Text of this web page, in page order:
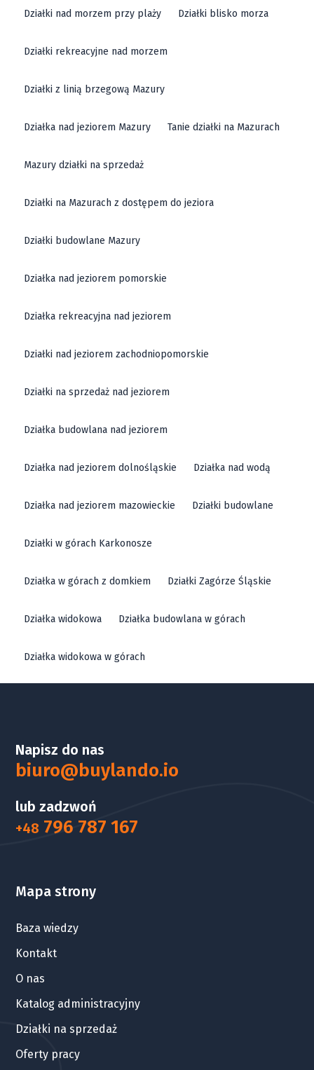
Działki nad morzem przy plaży Działki blisko morza
Działki rekreacyjne nad morzem
Działki z linią brzegową Mazury
Działka nad jeziorem Mazury Tanie działki na Mazurach
Mazury działki na sprzedaż
Działki na Mazurach z dostępem do jeziora
Działki budowlane Mazury
Działka nad jeziorem pomorskie
Działka rekreacyjna nad jeziorem
Działki nad jeziorem zachodniopomorskie
Działki na sprzedaż nad jeziorem
Działka budowlana nad jeziorem
Działka nad jeziorem dolnośląskie Działka nad wodą
Działka nad jeziorem mazowieckie Działki budowlane
Działki w górach Karkonosze
Działka w górach z domkiem Działki Zagórze Śląskie
Działka widokowa Działka budowlana w górach
Działka widokowa w górach
Napisz do nas
biuro@buylando.io
lub zadzwoń
+48 796 787 167
Mapa strony
Baza wiedzy
Kontakt
O nas
Katalog administracyjny
Działki na sprzedaż
Oferty pracy